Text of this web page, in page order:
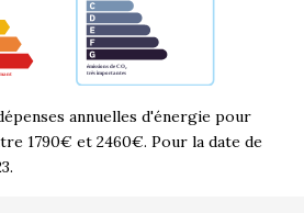
annuelles d'énergie pour
1790€ et 2460€. Pour la date de